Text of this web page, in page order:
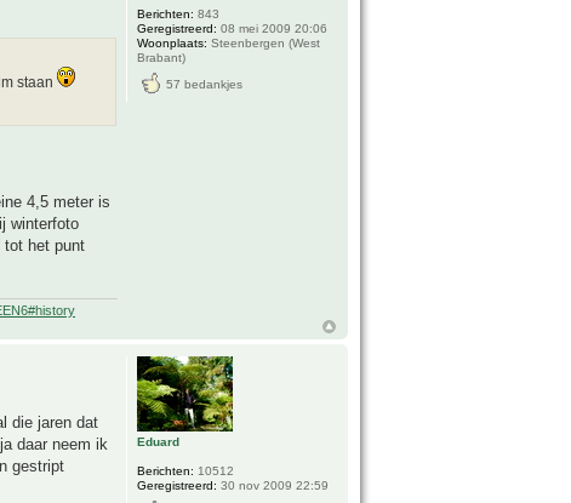
staan
4,5 meter is
winterfoto
tot het punt
Berichten: 843
Geregistreerd: 08 mei 2009 20:06
Woonplaats: Steenbergen (West
Brabant)
57 bedankjes
die jaren dat
daar neem ik
gestript
Eduard
Berichten: 10512
Geregistreerd: 30 nov 2009 22:59